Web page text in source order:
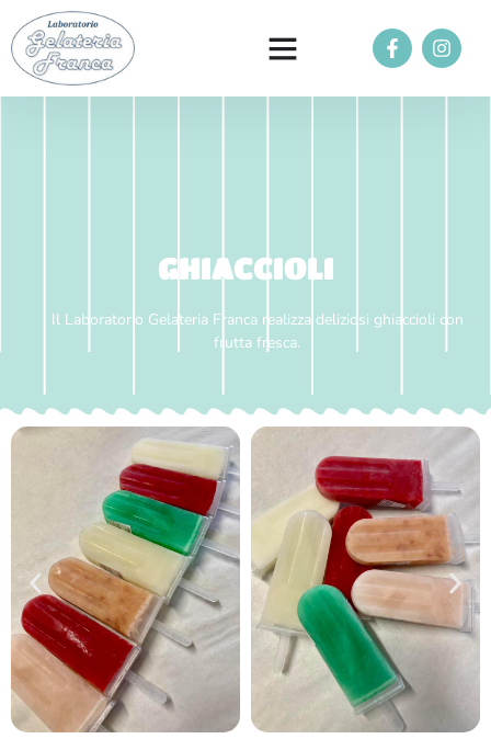
GHIACCIOLI
Il Laboratorio Gelateria Franca realizza deliziosi ghiaccioli con
frutta fresca.